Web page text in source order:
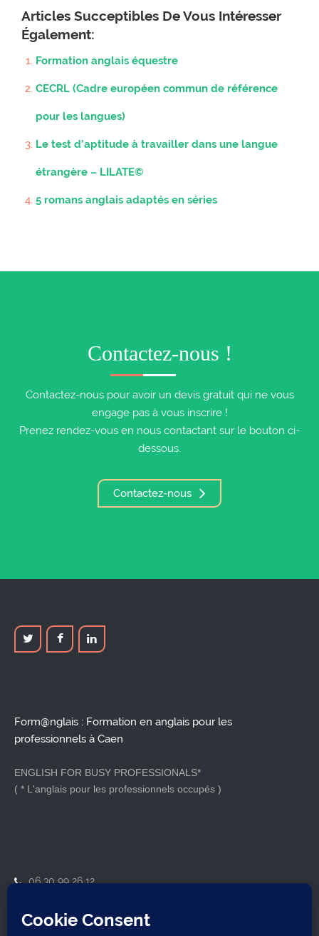
Articles Succeptibles De Vous Intéresser
Également:
Formation anglais équestre
CECRL (Cadre européen commun de référence
pour les langues)
Le test d’aptitude à travailler dans une langue
étrangère – LILATE©
5 romans anglais adaptés en séries
Contactez-nous !
Contactez-nous pour avoir un devis gratuit qui ne vous
engage pas à vous inscrire !
Prenez rendez-vous en nous contactant sur le bouton ci-
dessous.
Contactez-nous
Form@nglais : Formation en anglais pour les
professionnels à Caen
ENGLISH FOR BUSY PROFESSIONALS*
( * L'anglais pour les professionnels occupés )
06 30 99 26 12
14210 Herouville-Saint-Clair